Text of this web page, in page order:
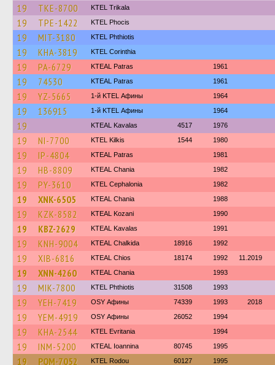
19 TKE-8700 ΚΤΕL Τrikala
19 TPE-1422 ΚΤΕL Phocis
19 MIT-3180 ΚΤΕL Phthiotis
19 KHA-3819 KTEL Corinthia
19 PA-6729 KTEAL Patras 1961
19 74530 KTEAL Patras 1961
19 YZ-5665 1-й KTEL Афины 1964
19 136915 1-й KTEL Афины 1964
19 KTEAL Kavalas 4517 1976
19 NI-7700 KTEL Kilkis 1544 1980
19 IP-4804 KTEAL Patras 1981
19 HB-8809 KTEAL Chania 1982
19 PY-3610 KTEL Cephalonia 1982
19 XNK-6505 KTEAL Chania 1988
19 KZK-8582 KTEAL Kozani 1990
19 KBZ-2629 KTEAL Kavalas 1991
19 KNH-9004 KTEAL Chalkida 18916 1992
19 XIB-6816 KTEAL Chios 18174 1992 11.2019
19 XNN-4260 KTEAL Chania 1993
19 MIK-7800 ΚΤΕL Phthiotis 31508 1993
19 YEH-7419 OSY Афины 74339 1993 2018
19 YEM-4919 OSY Афины 26052 1994
19 KHA-2544 ΚΤΕL Evritania 1994
19 INM-5200 KTEAL Ioannina 80745 1995
19 POM-7052 ΚΤΕL Rodou 60127 1995